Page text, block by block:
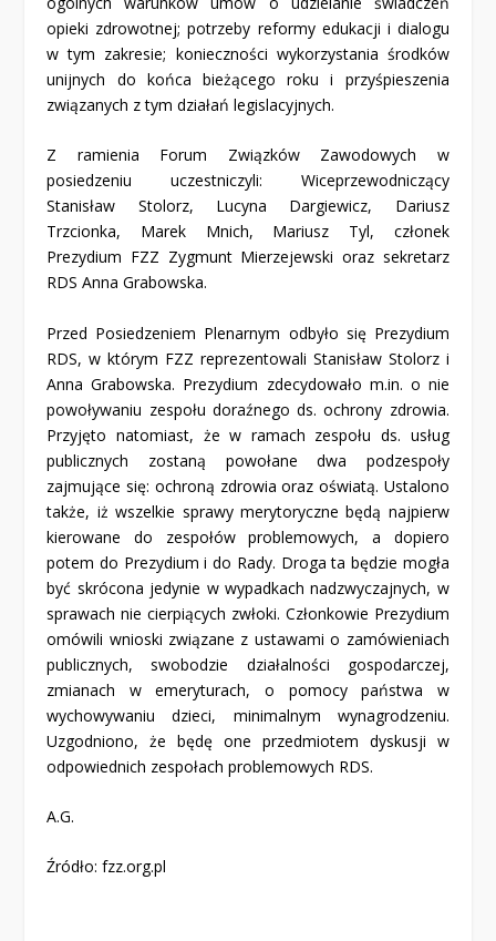
opieki zdrowotnej; potrzeby reformy edukacji i dialogu
w tym zakresie; konieczności wykorzystania środków
unijnych do końca bieżącego roku i przyśpieszenia
związanych z tym działań legislacyjnych.
Z ramienia Forum Związków Zawodowych w
posiedzeniu uczestniczyli: Wiceprzewodniczący
Stanisław Stolorz, Lucyna Dargiewicz, Dariusz
Trzcionka, Marek Mnich, Mariusz Tyl, członek
Prezydium FZZ Zygmunt Mierzejewski oraz sekretarz
RDS Anna Grabowska.
Przed Posiedzeniem Plenarnym odbyło się Prezydium
RDS, w którym FZZ reprezentowali Stanisław Stolorz i
Anna Grabowska. Prezydium zdecydowało m.in. o nie
powoływaniu zespołu doraźnego ds. ochrony zdrowia.
Przyjęto natomiast, że w ramach zespołu ds. usług
publicznych zostaną powołane dwa podzespoły
zajmujące się: ochroną zdrowia oraz oświatą. Ustalono
także, iż wszelkie sprawy merytoryczne będą najpierw
kierowane do zespołów problemowych, a dopiero
potem do Prezydium i do Rady. Droga ta będzie mogła
być skrócona jedynie w wypadkach nadzwyczajnych, w
sprawach nie cierpiących zwłoki. Członkowie Prezydium
omówili wnioski związane z ustawami o zamówieniach
publicznych, swobodzie działalności gospodarczej,
zmianach w emeryturach, o pomocy państwa w
wychowywaniu dzieci, minimalnym wynagrodzeniu.
Uzgodniono, że będę one przedmiotem dyskusji w
odpowiednich zespołach problemowych RDS.
A.G.
Źródło: fzz.org.pl